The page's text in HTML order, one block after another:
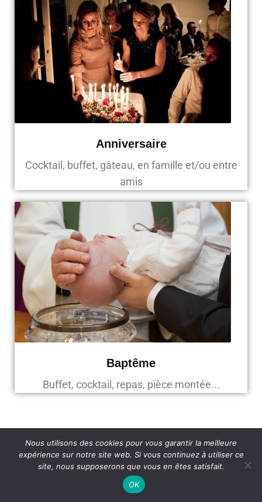
Anniversaire
Cocktail, buffet, gâteau, en famille et/ou entre
amis
Baptême
Buffet, cocktail, repas, pièce montée...
Au service des entreprises Saint
Médardaises
Nous utilisons des cookies pour vous garantir la meilleure
expérience sur notre site web. Si vous continuez à utiliser ce
site, nous supposerons que vous en êtes satisfait.
OK